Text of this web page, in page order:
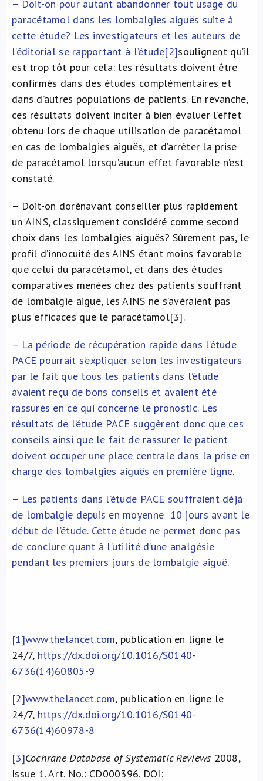
– Doit-on pour autant abandonner tout usage du
paracétamol dans les lombalgies aiguës suite à
cette étude? Les investigateurs et les auteurs de
l’éditorial se rapportant à l’étude[2]soulignent qu’il
est trop tôt pour cela: les résultats doivent être
confirmés dans des études complémentaires et
dans d’autres populations de patients. En revanche,
ces résultats doivent inciter à bien évaluer l’effet
obtenu lors de chaque utilisation de paracétamol
en cas de lombalgies aiguës, et d’arrêter la prise
de paracétamol lorsqu’aucun effet favorable n’est
constaté.
– Doit-on dorénavant conseiller plus rapidement
un AINS, classiquement considéré comme second
choix dans les lombalgies aiguës? Sûrement pas, le
profil d’innocuité des AINS étant moins favorable
que celui du paracétamol, et dans des études
comparatives menées chez des patients souffrant
de lombalgie aiguë, les AINS ne s’avéraient pas
plus efficaces que le paracétamol[3].
– La période de récupération rapide dans l’étude
PACE pourrait s’expliquer selon les investigateurs
par le fait que tous les patients dans l’étude
avaient reçu de bons conseils et avaient été
rassurés en ce qui concerne le pronostic. Les
résultats de l’étude PACE suggèrent donc que ces
conseils ainsi que le fait de rassurer le patient
doivent occuper une place centrale dans la prise en
charge des lombalgies aiguës en première ligne.
– Les patients dans l’étude PACE souffraient déjà
de lombalgie depuis en moyenne 10 jours avant le
début de l’étude. Cette étude ne permet donc pas
de conclure quant à l’utilité d’une analgésie
pendant les premiers jours de lombalgie aiguë.
[1]www.thelancet.com, publication en ligne le
24/7, https://dx.doi.org/10.1016/S0140-
6736(14)60805-9
[2]www.thelancet.com, publication en ligne le
24/7, https://dx.doi.org/10.1016/S0140-
6736(14)60978-8
[3]Cochrane Database of Systematic Reviews 2008,
Issue 1. Art. No.: CD000396. DOI: